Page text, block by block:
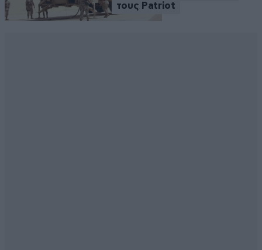
τους Patriot